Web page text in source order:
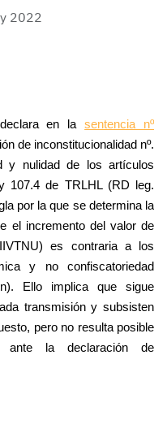
2022
declara en lasentencia nº
de inconstitucionalidad nº.
y nulidad de los artículos
107.4 de TRLHL (RD leg.
por la que se determina la
el incremento del valor de
es contraria a los
y no confiscatoriedad
Ello implica que sigue
transmisión y subsisten
pero no resulta posible
ante la declaración de